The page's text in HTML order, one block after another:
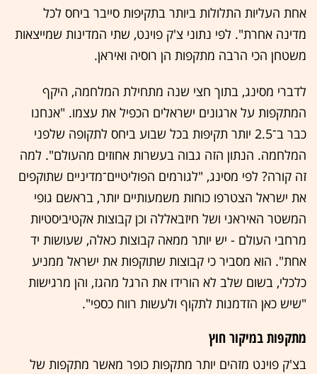
אחת העליות התלולות ביותר בתקיפות סייבר ביחס לכל
מדינה אחרת". לפי נתוני צ'ק פוינט, שתי המדינות שמייצאות
משטחן הכי הרבה מתקפות הן רוסיה ואיראן.
לדברי מסינג, בתוך חצי שנה מתחילת המלחמה, היקף
המתקפות על ארגונים ישראלים הכפיל את עצמו. "אנחנו
כבר ב־2.5 יותר תקיפות בכל שבוע ביחס לתקופה שלפני
המלחמה. הנתון הזה גבוה בעשרות אחוזים מהעולם". למה
זה קורה? לפי מסינג, "לגורמים הפוליטיים־מדיניים שתוקפים
את ישראל הצטרפו כוחות משמעותיים יותר, בראשם גופי
המשטר האיראני ושל חיזבאללה וכן קבוצות אקטיביסטיות
מרחבי העולם - יש יותר ממאה קבוצות כאלה, שעושות יד
אחת". הוא מסביר כי קבוצות שתוקפות את ישראל ממניע
כלכלי, בשום שלב לא הורידו את הרגל מהגז, והן מרגישות
"שיש כאן הזדמנות לתקוף ולעשות רווח כספי".
מתקפות במיקור חוץ
בצ'ק פוינט מזהים יותר מתקפות כופר מאשר מתקפות של